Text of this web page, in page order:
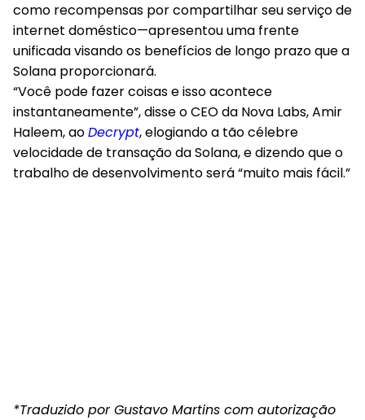
como recompensas por compartilhar seu serviço de
internet doméstico—apresentou uma frente
unificada visando os benefícios de longo prazo que a
Solana proporcionará.
“Você pode fazer coisas e isso acontece
instantaneamente”, disse o CEO da Nova Labs, Amir
Haleem, aoDecrypt, elogiando a tão célebre
velocidade de transação da Solana, e dizendo que o
trabalho de desenvolvimento será “muito mais fácil.”
*Traduzido por Gustavo Martins com autorização